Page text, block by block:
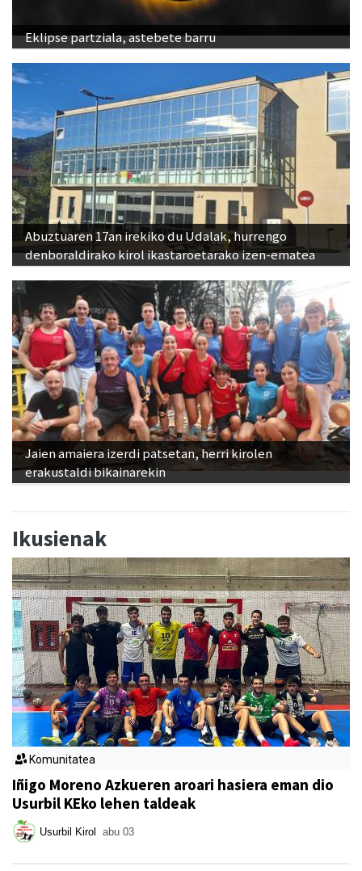
Eklipse partziala, astebete barru
Abuztuaren 17an irekiko du Udalak, hurrengo
denboraldirako kirol ikastaroetarako izen-ematea
Jaien amaiera izerdi patsetan, herri kirolen
erakustaldi bikainarekin
Ikusienak
Komunitatea
Iñigo Moreno Azkueren aroari hasiera eman dio
Usurbil KEko lehen taldeak
Usurbil Kirol abu 03